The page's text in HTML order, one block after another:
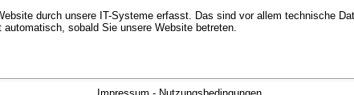
durch unsere IT-Systeme erfasst. Das sind vor allem technische
sobald Sie unsere Website betreten.
der Website zu gew�hrleisten. Andere Daten k�nnen zur